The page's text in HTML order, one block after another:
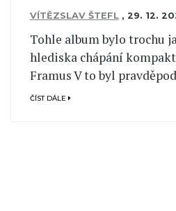
VÍTĚZSLAV ŠTEFL , 29. 12.
Tohle album bylo trochu
hlediska chápání
Framus V to byl
ČÍST DÁLE